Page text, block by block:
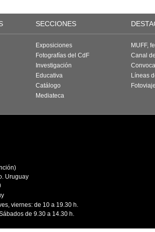
SECCIONES
Exposiciones
Fotografías del CdF
Investigación
Educativa
Catálogo
Mediateca
MUFF,
Canal
Líneas
Uruguay
viernes: de 10 a 19.30 h.
de 9.30 a 14.30 h.